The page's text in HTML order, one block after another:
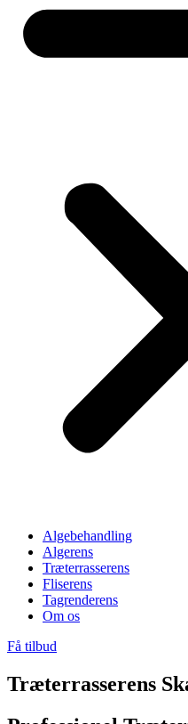
Algebehandling
Algerens
Træterrasserens
Fliserens
Tagrenderens
Om os
Få tilbud
Træterrasserens